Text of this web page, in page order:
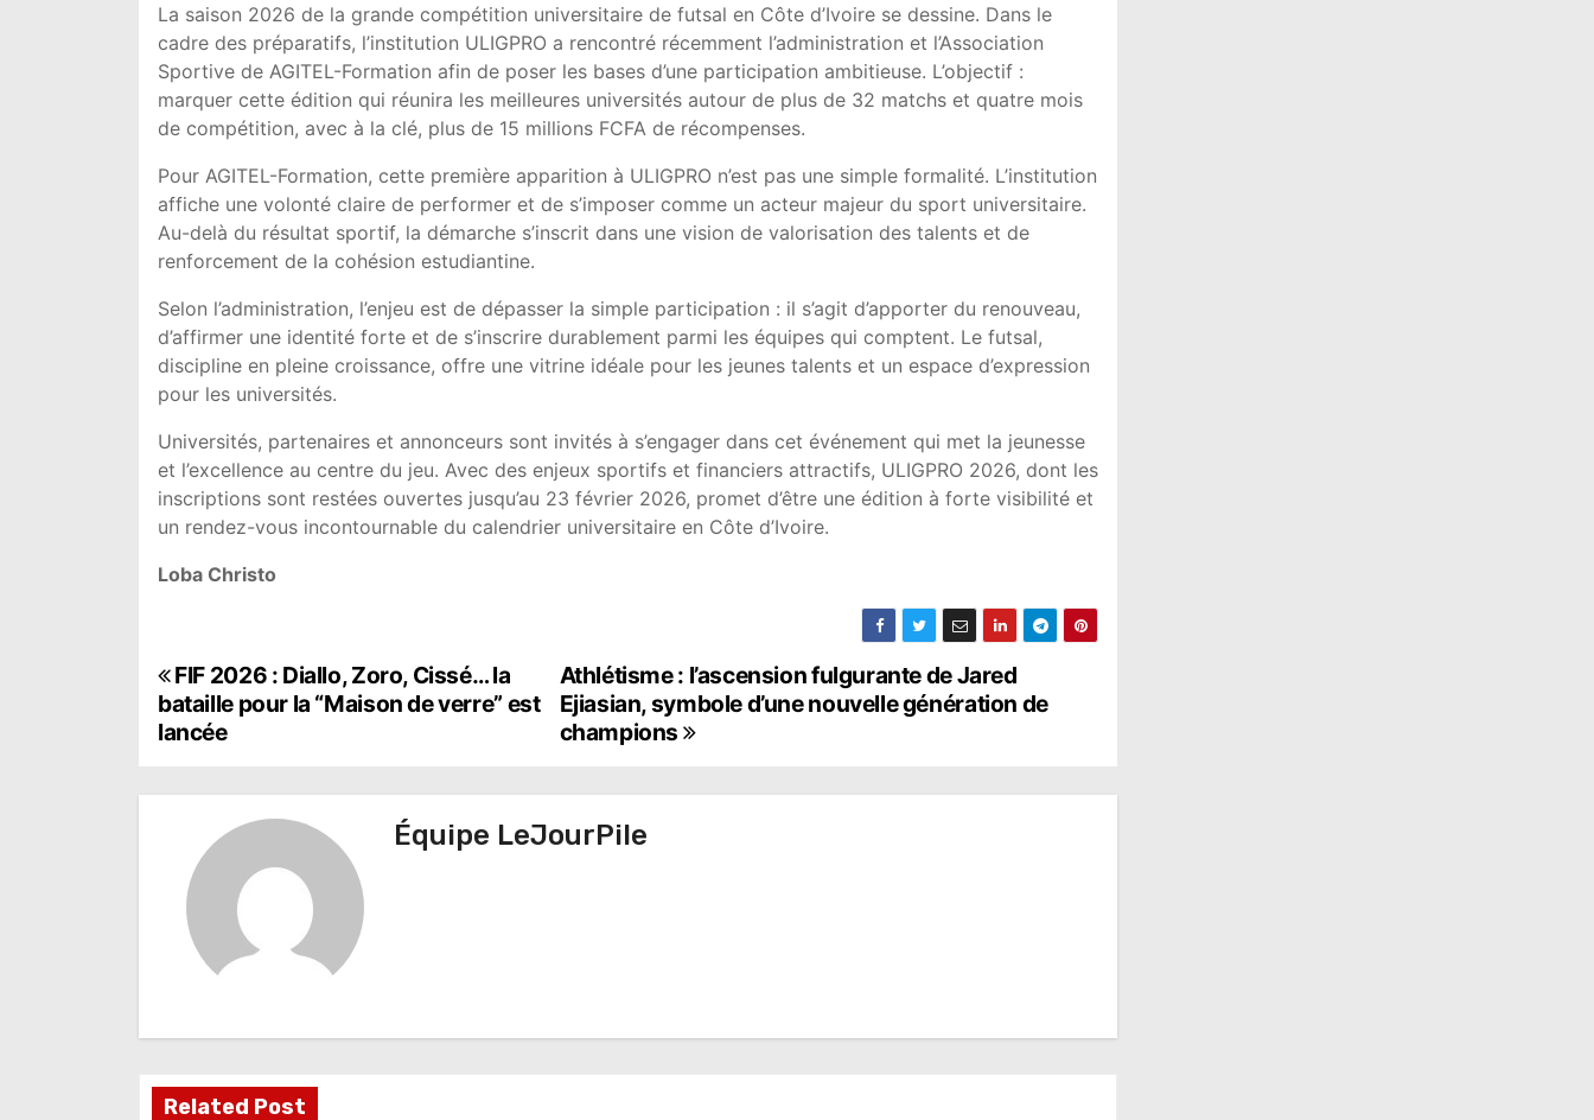
La saison 2026 de la grande compétition universitaire de futsal en Côte d’Ivoire se dessine. Dans le
cadre des préparatifs, l’institution ULIGPRO a rencontré récemment l’administration et l’Association
Sportive de AGITEL-Formation afin de poser les bases d’une participation ambitieuse. L’objectif :
marquer cette édition qui réunira les meilleures universités autour de plus de 32 matchs et quatre mois
de compétition, avec à la clé, plus de 15 millions FCFA de récompenses.
Pour AGITEL-Formation, cette première apparition à ULIGPRO n’est pas une simple formalité. L’institution
affiche une volonté claire de performer et de s’imposer comme un acteur majeur du sport universitaire.
Au-delà du résultat sportif, la démarche s’inscrit dans une vision de valorisation des talents et de
renforcement de la cohésion estudiantine.
Selon l’administration, l’enjeu est de dépasser la simple participation : il s’agit d’apporter du renouveau,
d’affirmer une identité forte et de s’inscrire durablement parmi les équipes qui comptent. Le futsal,
discipline en pleine croissance, offre une vitrine idéale pour les jeunes talents et un espace d’expression
pour les universités.
Universités, partenaires et annonceurs sont invités à s’engager dans cet événement qui met la jeunesse
et l’excellence au centre du jeu. Avec des enjeux sportifs et financiers attractifs, ULIGPRO 2026, dont les
inscriptions sont restées ouvertes jusqu’au 23 février 2026, promet d’être une édition à forte visibilité et
un rendez-vous incontournable du calendrier universitaire en Côte d’Ivoire.
Loba Christo
N
a
o
n
Athlétisme : l’ascension fulgurante de Jared
Ejiasian, symbole d’une nouvelle génération de
champions
FIF 2026 : Diallo, Zoro, Cissé… la
bataille pour la “Maison de verre” est
lancée
Équipe LeJourPile
Related Post